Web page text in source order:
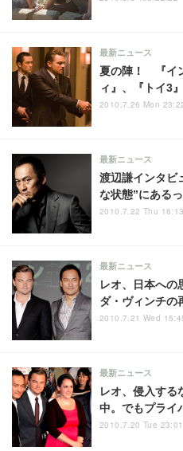
夏の陣！ 『イ
ィ』、『トイ3
最新ニュース
2010.7.26 Mon
渡辺謙インタ
な状態”にある
最新ニュース
2010.7.22 Thu 16:13
レオ、日本へ
ダ・ヴィンチの
最新ニュース
2010.7.21 Wed
レオ、侵入する
中。でもプライ
最新ニュース
2010.7.20 Tue 23:01